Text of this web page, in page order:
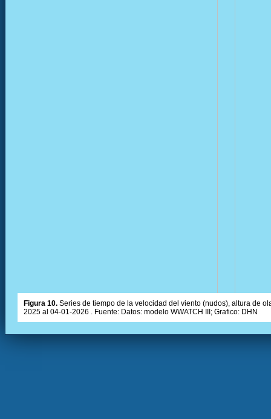
Figura 10. Series de tiempo de la velocidad del viento (nudos), altura de
2025 al 04-01-2026 . Fuente: Datos: modelo WWATCH III; Grafico: DHN